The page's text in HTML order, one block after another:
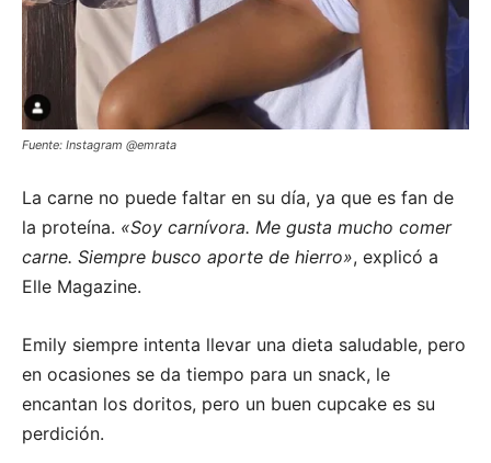
Fuente: Instagram @emrata
La carne no puede faltar en su día, ya que es fan de
la proteína. «Soy carnívora. Me gusta mucho comer
carne. Siempre busco aporte de hierro», explicó a
Elle Magazine.
Emily siempre intenta llevar una dieta saludable, pero
en ocasiones se da tiempo para un snack, le
encantan los doritos, pero un buen cupcake es su
perdición.